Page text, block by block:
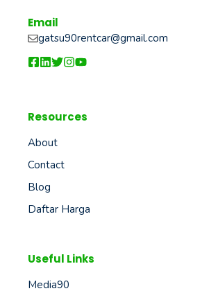
Email
gatsu90rentcar@gmail.com
Resources
About
Contact
Blog
Daftar Harga
Useful Links
Media90